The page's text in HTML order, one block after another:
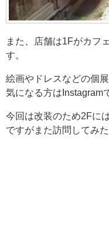
また、店舗は1Fがカフ
す。
絵画やドレスなどの個
気になる方はInstagram
今回は改装のため2Fに
ですがまた訪問してみた